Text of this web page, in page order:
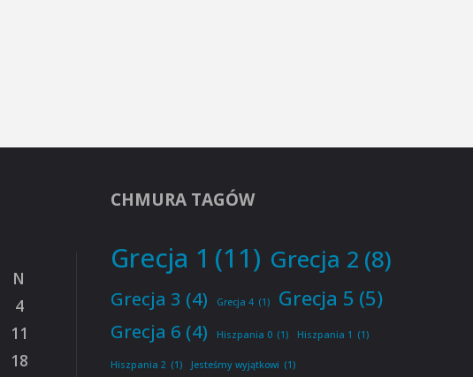
N
4
11
18
CHMURA TAGÓW
Grecja 1 (11) Grecja 2 (8)
Grecja 3 (4) Grecja 4 (1) Grecja 5 (5)
Grecja 6 (4) Hiszpania 0 (1) Hiszpania 1 (1)
Hiszpania 2 (1) Jesteśmy wyjątkowi (1)